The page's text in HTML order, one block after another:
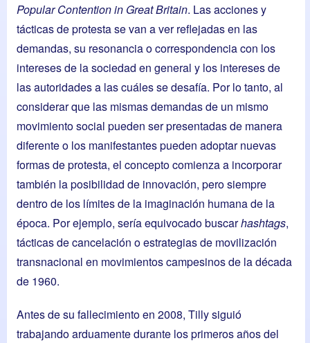
Popular Contention in Great Britain. Las acciones y
tácticas de protesta se van a ver reflejadas en las
demandas, su resonancia o correspondencia con los
intereses de la sociedad en general y los intereses de
las autoridades a las cuáles se desafía. Por lo tanto, al
considerar que las mismas demandas de un mismo
movimiento social pueden ser presentadas de manera
diferente o los manifestantes pueden adoptar nuevas
formas de protesta, el concepto comienza a incorporar
también la posibilidad de innovación, pero siempre
dentro de los límites de la imaginación humana de la
época. Por ejemplo, sería equivocado buscarhashtags,
tácticas de cancelación o estrategias de movilización
transnacional en movimientos campesinos de la década
de 1960.
Antes de su fallecimiento en 2008, Tilly siguió
trabajando arduamente durante los primeros años del